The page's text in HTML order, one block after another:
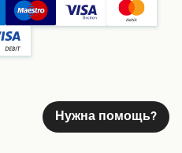
Нужна помощь?